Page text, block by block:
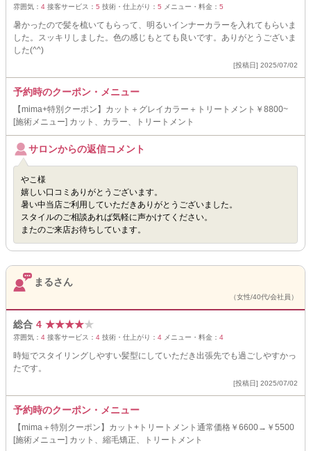
雰囲気： 4 接客サービス： 5 技術・仕上がり： 5 メニュー・料金： 5
暑かったので髪を梳いてもらって、明るいインナーカラーを入れてもらいま
した。スッキリしました。色の感じもとても良いです。ありがとうございま
した(^^)
[投稿日] 2025/07/02
予約時のクーポン・メニュー
【mima+特別クーポン】カット＋グレイカラー＋トリートメント￥8800~
[施術メニュー] カット、カラー、トリートメント
サロンからの返信コメント
やこ様
嬉しい口コミありがとうございます。
暑い中当店ご利用していただきありがとうございました。
スタイルのご相談あれば気軽に声かけてください。
またのご来店お待ちしています。
まるさん
（女性/40代/会社員）
総合 4 ★★★★★
雰囲気： 4 接客サービス： 4 技術・仕上がり： 4 メニュー・料金： 4
時短でスタイリングしやすい髪型にしていただき出張先でも過ごしやすかっ
たです。
[投稿日] 2025/07/02
予約時のクーポン・メニュー
【mima＋特別クーポン】カット+トリートメント通常価格￥6600→￥5500
[施術メニュー] カット、縮毛矯正、トリートメント